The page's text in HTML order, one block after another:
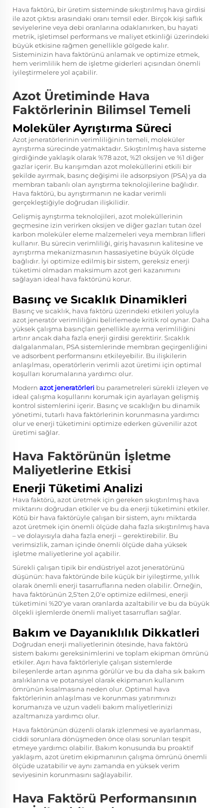
Hava faktörü, bir üretim sisteminde sıkıştırılmış hava girdisi
ile azot çıktısı arasındaki oranı temsil eder. Birçok kişi saflık
seviyelerine veya debi oranlarına odaklanırken, bu hayati
metrik, işletimsel performans ve maliyet etkinliği üzerindeki
büyük etkisine rağmen genellikle gölgede kalır.
Sisteminizin hava faktörünü anlamak ve optimize etmek,
hem verimlilik hem de işletme giderleri açısından önemli
iyileştirmelere yol açabilir.
Azot Üretiminde Hava
Faktörlerinin Bilimsel Temeli
Moleküler Ayrıştırma Süreci
Azot jeneratörlerinin verimliliğinin temeli, moleküler
ayrıştırma sürecinde yatmaktadır. Sıkıştırılmış hava sisteme
girdiğinde yaklaşık olarak %78 azot, %21 oksijen ve %1 diğer
gazlar içerir. Bu karışımdan azot moleküllerini etkili bir
şekilde ayırmak, basınç değişimi ile adsorpsiyon (PSA) ya da
membran tabanlı olan ayrıştırma teknolojilerine bağlıdır.
Hava faktörü, bu ayrıştırmanın ne kadar verimli
gerçekleştiğiyle doğrudan ilişkilidir.
Gelişmiş ayrıştırma teknolojileri, azot moleküllerinin
geçmesine izin verirken oksijen ve diğer gazları tutan özel
karbon moleküler eleme malzemeleri veya membran lifleri
kullanır. Bu sürecin verimliliği, giriş havasının kalitesine ve
ayrıştırma mekanizmasının hassasiyetine büyük ölçüde
bağlıdır. İyi optimize edilmiş bir sistem, gereksiz enerji
tüketimi olmadan maksimum azot geri kazanımını
sağlayan ideal hava faktörünü korur.
Basınç ve Sıcaklık Dinamikleri
Basınç ve sıcaklık, hava faktörü üzerindeki etkileri yoluyla
azot jeneratör verimliliğini belirlemede kritik rol oynar. Daha
yüksek çalışma basınçları genellikle ayırma verimliliğini
artırır ancak daha fazla enerji girdisi gerektirir. Sıcaklık
dalgalanmaları, PSA sistemlerinde membran geçirgenliğini
ve adsorbent performansını etkileyebilir. Bu ilişkilerin
anlaşılması, operatörlerin verimli azot üretimi için optimal
koşulları korumalarına yardımcı olur.
Modern azot jeneratörleri bu parametreleri sürekli izleyen ve
ideal çalışma koşullarını korumak için ayarlayan gelişmiş
kontrol sistemlerini içerir. Basınç ve sıcaklığın bu dinamik
yönetimi, tutarlı hava faktörlerinin korunmasına yardımcı
olur ve enerji tüketimini optimize ederken güvenilir azot
üretimi sağlar.
Hava Faktörünün İşletme
Maliyetlerine Etkisi
Enerji Tüketimi Analizi
Hava faktörü, azot üretmek için gereken sıkıştırılmış hava
miktarını doğrudan etkiler ve bu da enerji tüketimini etkiler.
Kötü bir hava faktörüyle çalışan bir sistem, aynı miktarda
azot üretmek için önemli ölçüde daha fazla sıkıştırılmış hava
– ve dolayısıyla daha fazla enerji – gerektirebilir. Bu
verimsizlik, zaman içinde önemli ölçüde daha yüksek
işletme maliyetlerine yol açabilir.
Sürekli çalışan tipik bir endüstriyel azot jeneratörünü
düşünün: hava faktöründe bile küçük bir iyileştirme, yıllık
olarak önemli enerji tasarruflarına neden olabilir. Örneğin,
hava faktörünün 2,5'ten 2,0'e optimize edilmesi, enerji
tüketimini %20'ye varan oranlarda azaltabilir ve bu da büyük
ölçekli işlemlerde önemli maliyet tasarrufları sağlar.
Bakım ve Dayanıklılık Dikkatleri
Doğrudan enerji maliyetlerinin ötesinde, hava faktörü
sistem bakımı gereksinimlerini ve toplam ekipman ömrünü
etkiler. Aşırı hava faktörleriyle çalışan sistemlerde
bileşenlerde artan aşınma görülür ve bu da daha sık bakım
aralıklarına ve potansiyel olarak ekipmanın kullanım
ömrünün kısalmasına neden olur. Optimal hava
faktörlerinin anlaşılması ve korunması yatırımınızı
korumanıza ve uzun vadeli bakım maliyetlerinizi
azaltmanıza yardımcı olur.
Hava faktörünün düzenli olarak izlenmesi ve ayarlanması,
ciddi sorunlara dönüşmeden önce olası sorunları tespit
etmeye yardımcı olabilir. Bakım konusunda bu proaktif
yaklaşım, azot üretim ekipmanının çalışma ömrünü önemli
ölçüde uzatabilir ve aynı zamanda en yüksek verim
seviyesinin korunmasını sağlayabilir.
Hava Faktörü Performansının